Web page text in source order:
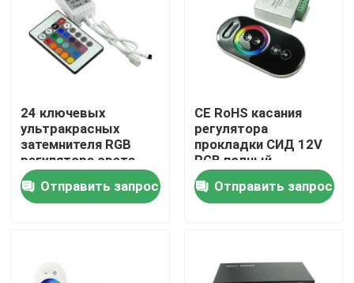
О Компании
24 ключевых
ультракрасных
затемнителя RGB
регулятора света
прокладки СИД
Отправить запрос
CE RoHS касания
регулятора
прокладки СИД 12V
RGB полный
Отправить запрос